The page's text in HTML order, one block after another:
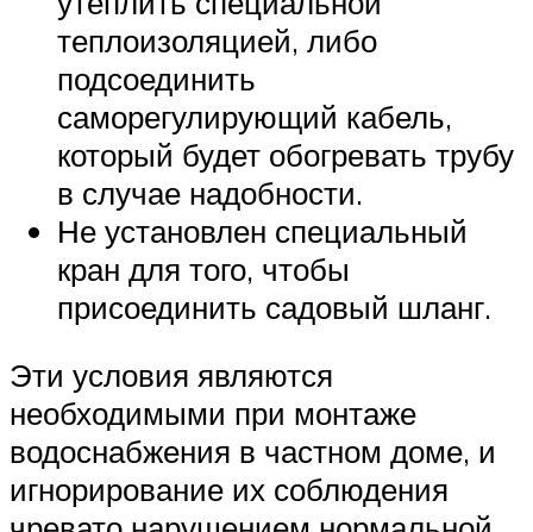
теплоизоляцией, либо
подсоединить
саморегулирующий кабель,
который будет обогревать трубу
в случае надобности.
Не установлен специальный
кран для того, чтобы
присоединить садовый шланг.
Эти условия являются
необходимыми при монтаже
водоснабжения в частном доме, и
игнорирование их соблюдения